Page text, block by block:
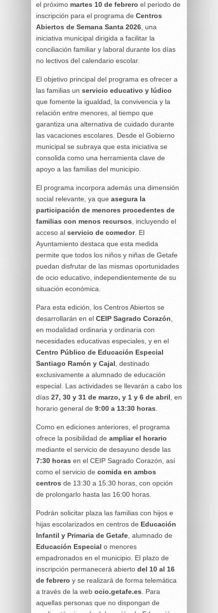
el próximo martes 10 de febrero el periodo de
inscripción para el programa de Centros
Abiertos de Semana Santa 2026 , una
iniciativa municipal dirigida a facilitar la
conciliación familiar y laboral durante los días
no lectivos del calendario escolar.
El objetivo principal del programa es ofrecer a
las familias un servicio educativo y lúdico
que fomente la igualdad, la convivencia y la
relación entre menores, al tiempo que
garantiza una alternativa de cuidado durante
las vacaciones escolares. Desde el Gobierno
municipal se subraya que esta iniciativa se
consolida como una herramienta clave de
apoyo a las familias del municipio.
El programa incorpora además una dimensión
social relevante, ya que asegura la
participación de menores procedentes de
familias con menos recursos , incluyendo el
acceso al servicio de comedor. El
Ayuntamiento destaca que esta medida
permite que todos los niños y niñas de Getafe
puedan disfrutar de las mismas oportunidades
de ocio educativo, independientemente de su
situación económica.
Para esta edición, los Centros Abiertos se
desarrollarán en el CEIP Sagrado Corazón
en modalidad ordinaria y ordinaria con
necesidades educativas especiales, y en el
Centro Público de Educación Especial
Santiago Ramón y Cajal , destinado
exclusivamente a alumnado de educación
especial. Las actividades se llevarán a cabo los
días 27, 30 y 31 de marzo, y 1 y 6 de abril , en
horario general de 9:00 a 13:30 horas
Como en ediciones anteriores, el programa
ofrece la posibilidad de ampliar el horario
mediante el servicio de desayuno desde las
7:30 horas en el CEIP Sagrado Corazón, así
como el servicio de comida en ambos
centros de 13:30 a 15:30 horas, con opción
de prolongarlo hasta las 16:00 horas.
Podrán solicitar plaza las familias con hijos e
hijas escolarizados en centros de Educación
Infantil y Primaria de Getafe , alumnado de
Educación Especial o menores
empadronados en el municipio. El plazo de
inscripción permanecerá abierto del 10 al 16
de febrero y se realizará de forma telemática
a través de la web ocio.getafe.es . Para
aquellas personas que no dispongan de